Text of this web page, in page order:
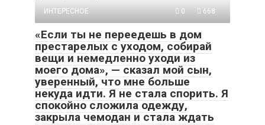
ИНТЕРЕСНОЕ
0 668
«Если ты не переедешь в дом
престарелых с уходом, собирай
вещи и немедленно уходи из
моего дома», — сказал мой сын,
уверенный, что мне больше
некуда идти. Я не стала спорить. Я
спокойно сложила одежду,
закрыла чемодан и стала ждать